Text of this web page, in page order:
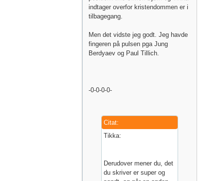
indtager overfor kristendommen er i
tilbagegang.
Men det vidste jeg godt. Jeg havde
fingeren på pulsen pga Jung
Berdyaev og Paul Tillich.
-0-0-0-0-
Citat:
Tikka:
Derudover mener du, det
du skriver er super og